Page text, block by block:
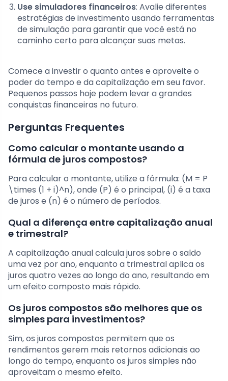
Use simuladores financeiros: Avalie diferentes
estratégias de investimento usando ferramentas
de simulação para garantir que você está no
caminho certo para alcançar suas metas.
Comece a investir o quanto antes e aproveite o
poder do tempo e da capitalização em seu favor.
Pequenos passos hoje podem levar a grandes
conquistas financeiras no futuro.
Perguntas Frequentes
Como calcular o montante usando a
fórmula de juros compostos?
Para calcular o montante, utilize a fórmula: (M = P
\times (1 + i)^n), onde (P) é o principal, (i) é a taxa
de juros e (n) é o número de períodos.
Qual a diferença entre capitalização anual
e trimestral?
A capitalização anual calcula juros sobre o saldo
uma vez por ano, enquanto a trimestral aplica os
juros quatro vezes ao longo do ano, resultando em
um efeito composto mais rápido.
Os juros compostos são melhores que os
simples para investimentos?
Sim, os juros compostos permitem que os
rendimentos gerem mais retornos adicionais ao
longo do tempo, enquanto os juros simples não
aproveitam o mesmo efeito.